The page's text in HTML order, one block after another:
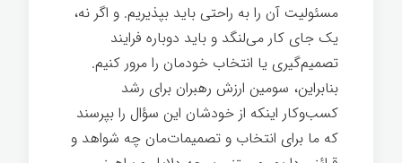
مسئولیت آن را به راحتی باید بپذیریم. و اگر نه،
یک جای کار می‌لنگد و باید دوباره فرایند
تصمیم‌گیری یا انتخاب خودمان را مرور کنیم.
بنابراین، سومین ارزش رهبران برای رشد
کسب‌وکار اینکه از خودشان این سؤال را بپرسند
که ما برای انتخاب و تصمیمات‌مان چه شواهد و